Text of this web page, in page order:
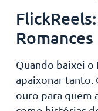
Quando baixei o
apaixonar tanto.
ouro para quem